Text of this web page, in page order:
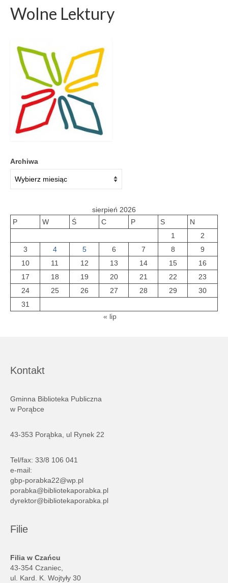
Galeria 2024
Galeria 2022
Galeria 2021
Galeria 2020
Galeria 2019
O bibliotece
Misja
Wizja
Internet
Kontakt
Dane kontaktowe
Wolne Lektury
Archiwa
sierpień 2026
P
W Ś C P S
N
1
2
3
4 5 6 7 8
9
10
11 12 13 14 15
16
17
18 19 20 21 22
23
24
25 26 27 28 29
30
31
« lip
Kontakt
Gminna Biblioteka Publiczna
w Porąbce
43-353 Porąbka, ul Rynek 22
Tel/fax: 33/8 106 041
e-mail:
gbp-porabka22@wp.pl
porabka@bibliotekaporabka.pl
dyrektor@bibliotekaporabka.pl
Filie
Filia w Czańcu
43-354 Czaniec,
ul. Kard. K. Wojtyły 30